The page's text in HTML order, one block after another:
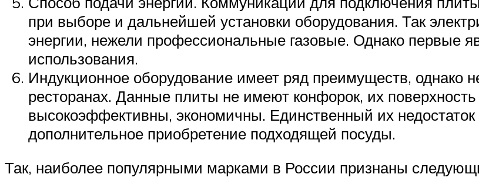
при выборе и дальнейшей установки оборудования. Так
энергии, нежели профессиональные газовые. Однако первые
использования.
Индукционное оборудование имеет ряд преимуществ, однако
ресторанах. Данные плиты не имеют конфорок, их поверхность
высокоэффективны, экономичны. Единственный их недостаток
дополнительное приобретение подходящей посуды.
Так, наиболее популярными марками в России признаны